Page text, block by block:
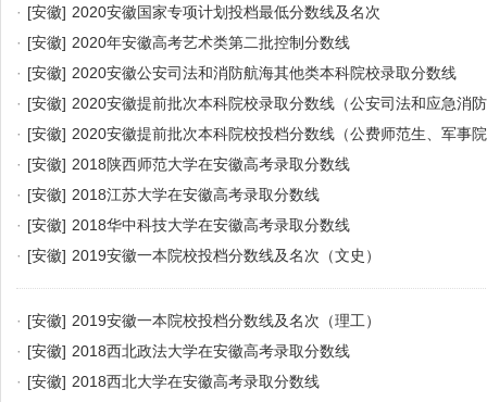
· [安徽] 2020安徽国家专项计划投档最低分数线及名次
· [安徽] 2020年安徽高考艺术类第二批控制分数线
· [安徽] 2020安徽公安司法和消防航海其他类本科院校录取分数线
· [安徽] 2020安徽提前批次本科院校录取分数线（公安司法和应急消
· [安徽] 2020安徽提前批次本科院校投档分数线（公费师范生、军事
养医学生）
· [安徽] 2018陕西师范大学在安徽高考录取分数线
· [安徽] 2018江苏大学在安徽高考录取分数线
· [安徽] 2018华中科技大学在安徽高考录取分数线
· [安徽] 2019安徽一本院校投档分数线及名次（文史）
· [安徽] 2019安徽一本院校投档分数线及名次（理工）
· [安徽] 2018西北政法大学在安徽高考录取分数线
· [安徽] 2018西北大学在安徽高考录取分数线